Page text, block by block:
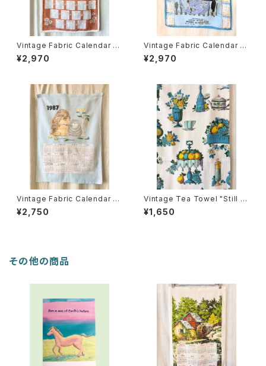
Vintage Fabric Calendar 19
84
¥2,970
Vintage Fabric Calendar 19
80
¥2,970
Vintage Fabric Calendar 19
87
¥2,750
Vintage Tea Towel "Still lif
e"
¥1,650
その他の商品